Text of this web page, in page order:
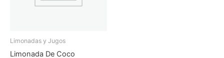
Limonadas y Jugos
Limonada De Coco